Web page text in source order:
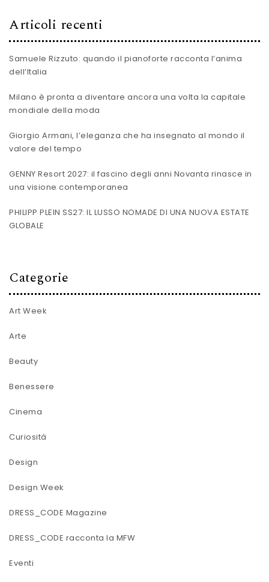
Articoli recenti
Samuele Rizzuto: quando il pianoforte racconta l’anima
dell’Italia
Milano è pronta a diventare ancora una volta la capitale
mondiale della moda
Giorgio Armani, l’eleganza che ha insegnato al mondo il
valore del tempo
GENNY Resort 2027: il fascino degli anni Novanta rinasce in
una visione contemporanea
PHILIPP PLEIN SS27: IL LUSSO NOMADE DI UNA NUOVA ESTATE
GLOBALE
Categorie
Art Week
Arte
Beauty
Benessere
Cinema
Curiosità
Design
Design Week
DRESS_CODE Magazine
DRESS_CODE racconta la MFW
Eventi